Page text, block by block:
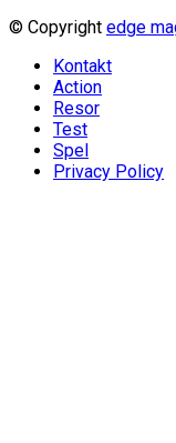
© Copyright edge
Kontakt
Action
Resor
Test
Spel
Privacy Policy